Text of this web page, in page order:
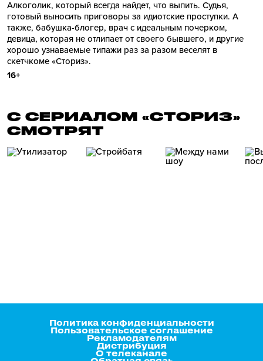
Алкоголик, который всегда найдет, что выпить. Судья,
готовый выносить приговоры за идиотские проступки. А
также, бабушка-блогер, врач с идеальным почерком,
девица, которая не отлипает от своего бывшего, и другие
хорошо узнаваемые типажи раз за разом веселят в
скетчкоме «Сториз».
16+
С СЕРИАЛОМ «СТОРИЗ»
СМОТРЯТ
Политика конфиденциальности
Пользовательское соглашение
Рекламодателям
Дистрибуция
О телеканале